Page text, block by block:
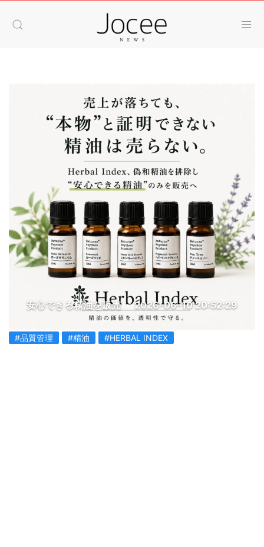
安心できる精油を販売 2026-06-10 20:52:29
#品質管理 #精油 #HERBAL INDEX